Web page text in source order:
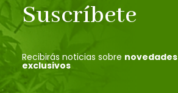
Suscríbete
Recibirás noticias sobre novedades
exclusivos